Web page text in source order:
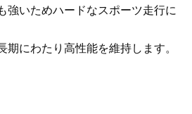
強いためハードなスポーツ走行に
期にわたり高性能を維持します。